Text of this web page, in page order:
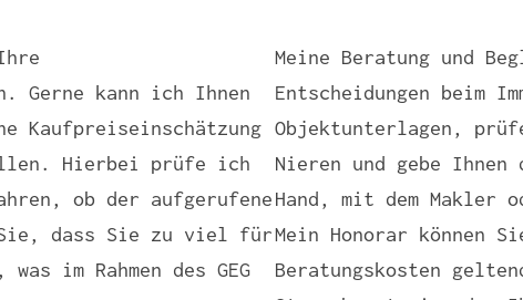
Gerne kann ich Ihnen
Kaufpreiseinschätzung
Hierbei prüfe ich
ob der aufgerufene
dass Sie zu viel für
im Rahmen des GEG
Meine Beratung und
Entscheidungen beim
Objektunterlagen,
Nieren und gebe
Hand, mit dem Makler
Mein Honorar können
Beratungskosten